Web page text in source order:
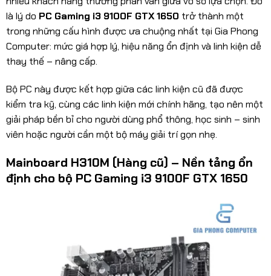
là lý do PC Gaming i3 9100F GTX 1650 trở thành một
trong những cấu hình được ưa chuộng nhất tại Gia Phong
Computer: mức giá hợp lý, hiệu năng ổn định và linh kiện dễ
thay thế – nâng cấp.
Bộ PC này được kết hợp giữa các linh kiện cũ đã được
kiểm tra kỹ, cùng các linh kiện mới chính hãng, tạo nên một
giải pháp bền bỉ cho người dùng phổ thông, học sinh – sinh
viên hoặc người cần một bộ máy giải trí gọn nhẹ.
Mainboard H310M (Hàng cũ) – Nền tảng ổn
định cho bộ PC Gaming i3 9100F GTX 1650